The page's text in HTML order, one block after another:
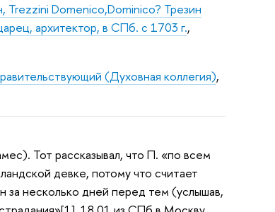
Domenico,Dominico? Трезин
архитектор, в СПб. с 1703 г.,
(Духовная коллегия),
Тот рассказывал, что П. «по всем
девке, потому что считает
за несколько дней перед тем (услышав,